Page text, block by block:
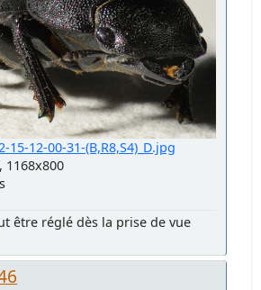
15-12-00-31-(B,R8,S4)_D.jpg
1168x800
être réglé dès la prise de vue